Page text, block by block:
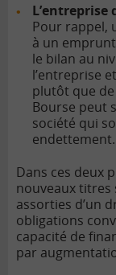
Pour rappel,
à un
le bilan au
l’entreprise
plutôt que
Bourse peut
société qui
endettement.
Dans ces deux
nouveaux titres
assorties d’un
obligations
capacité de
par